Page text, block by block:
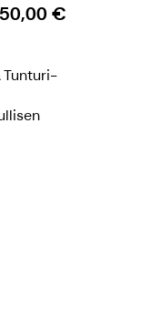
€
Tunturi-